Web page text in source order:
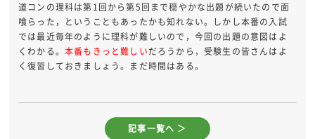
道コンの理科は第1回から第5回まで穏やかな出題が続いたので面
喰らった，ということもあったかも知れない。しかし本番の入試
では最近毎年のように理科が難しいので，今回の出題の意図はよ
くわかる。本番もきっと難しいだろうから，受験生の皆さんはよ
く復習しておきましょう。まだ時間はある。
記事一覧へ ＞